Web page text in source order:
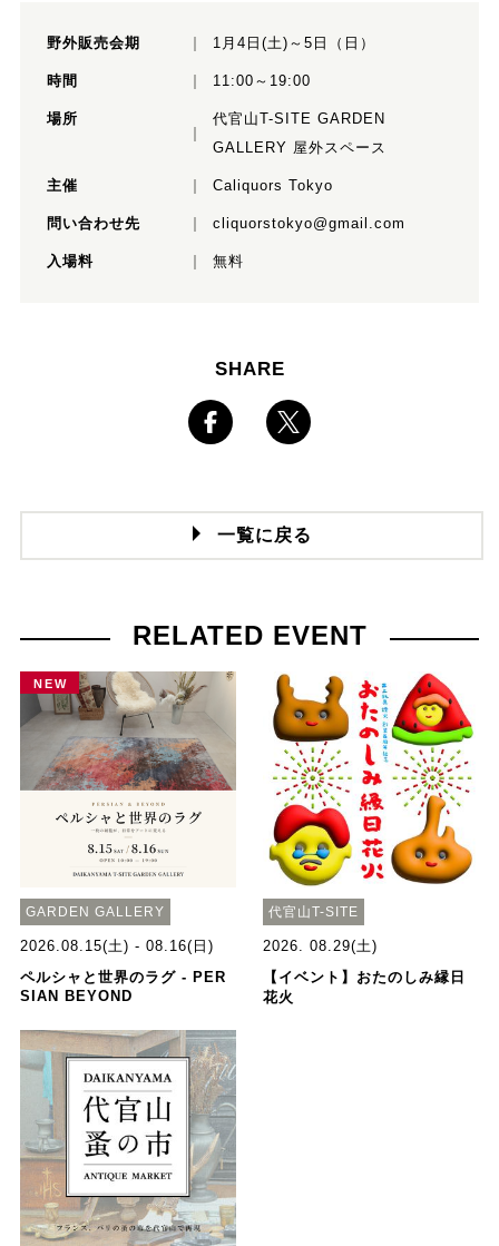
野外販売会期 1月4日(土)～5日（日）
時間 11:00～19:00
場所
代官山T-SITE GARDEN
GALLERY 屋外スペース
主催 Caliquors Tokyo
問い合わせ先 cliquorstokyo@gmail.com
入場料 無料
SHARE
一覧に戻る
RELATED EVENT
NEW
GARDEN GALLERY
2026.08.15(土) - 08.16(日)
ペルシャと世界のラグ - PER
SIAN BEYOND
代官山T-SITE
2026. 08.29(土)
【イベント】おたのしみ縁日
花火